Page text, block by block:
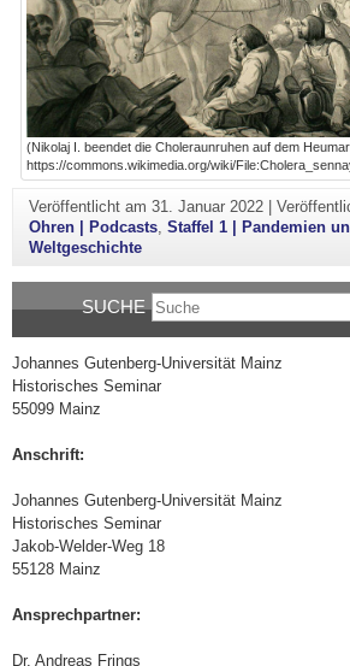
(Nikolaj I. beendet die Choleraunruhen auf dem
https://commons.wikimedia.org/wiki/
Veröffentlicht am 31. Januar 2022|
Ohren | Podcasts, Staffel 1 | Pandemien
Weltgeschichte
SUCHE
Johannes Gutenberg-Universität Mainz
Historisches Seminar
55099 Mainz
Anschrift:
Johannes Gutenberg-Universität Mainz
Historisches Seminar
Jakob-Welder-Weg 18
55128 Mainz
Ansprechpartner:
Dr. Andreas Frings